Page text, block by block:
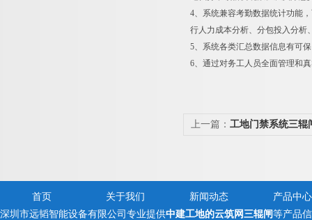
4、系统兼容考勤数据统计功能
行人力成本分析、分包投入分析
5、系统各类汇总数据信息有可
6、通过对务工人员全面管理和
上一篇： 工地门禁系统三辊
首页 关于我们 新闻动态
产品中心
深圳市远韬智能设备有限公司专业提供中建工地的云筑网三辊闸等产品